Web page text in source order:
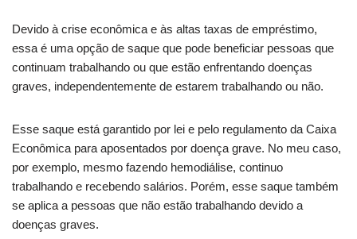
Devido à crise econômica e às altas taxas de empréstimo,
essa é uma opção de saque que pode beneficiar pessoas que
continuam trabalhando ou que estão enfrentando doenças
graves, independentemente de estarem trabalhando ou não.
Esse saque está garantido por lei e pelo regulamento da Caixa
Econômica para aposentados por doença grave. No meu caso,
por exemplo, mesmo fazendo hemodiálise, continuo
trabalhando e recebendo salários. Porém, esse saque também
se aplica a pessoas que não estão trabalhando devido a
doenças graves.